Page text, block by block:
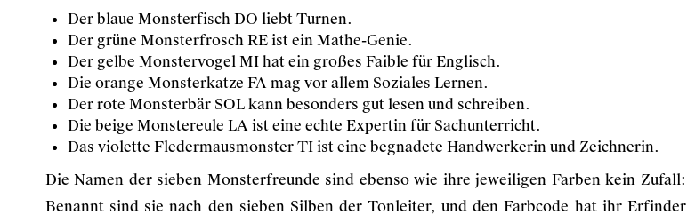
Der blaue Monsterfisch DO liebt Turnen.
Der grüne Monsterfrosch RE ist ein Mathe-Genie.
Der gelbe Monstervogel MI hat ein großes Faible für Englisch.
Die orange Monsterkatze FA mag vor allem Soziales Lernen.
Der rote Monsterbär SOL kann besonders gut lesen und schreiben.
Die beige Monstereule LA ist eine echte Expertin für Sachunterricht.
Das violette Fledermausmonster TI ist eine begnadete Handwerkerin und Zeichnerin.
Die Namen der sieben Monsterfreunde sind ebenso wie ihre jeweiligen Farben kein Zufall:
Benannt sind sie nach den sieben Silben der Tonleiter, und den Farbcode hat ihr Erfinder